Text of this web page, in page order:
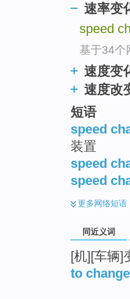
速率变
speed
基于34个
速度变
速度改
短语
speed
装置
speed
speed
更多网络短语
同近义词
[机][车辆]
to